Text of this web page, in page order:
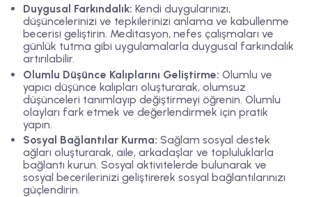
Duygusal Farkındalık: Kendi duygularınızı,
düşüncelerinizi ve tepkilerinizi anlama ve kabullenme
becerisi geliştirin. Meditasyon, nefes çalışmaları ve
günlük tutma gibi uygulamalarla duygusal farkındalık
artırılabilir.
Olumlu Düşünce Kalıplarını Geliştirme: Olumlu ve
yapıcı düşünce kalıpları oluşturarak, olumsuz
düşünceleri tanımlayıp değiştirmeyi öğrenin. Olumlu
olayları fark etmek ve değerlendirmek için pratik
yapın.
Sosyal Bağlantılar Kurma: Sağlam sosyal destek
ağları oluşturarak, aile, arkadaşlar ve topluluklarla
bağlantı kurun. Sosyal aktivitelerde bulunarak ve
sosyal becerilerinizi geliştirerek sosyal bağlantılarınızı
güçlendirin.